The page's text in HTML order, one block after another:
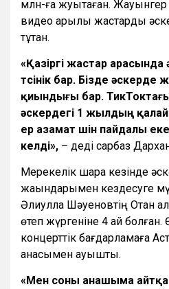
млн-ға жуықтаған.
видео арқылы жастарды
тұтқан.
«Қазіргі жастар
түсінік бар. Бізде әскерде
қиындығы бар.
әскердегі 1 жылдың қалай
ер азамат үшін пайдалы
келді», – деді сарбаз
Мерекелік шара кезінде
жақындарымен кездесуге
Әлиулла Шәуеновтің Отан
өтеп жүргеніне 4 ай
концерттік бағдарламаға
анасымен қауышты.
«Мен соны анашыма